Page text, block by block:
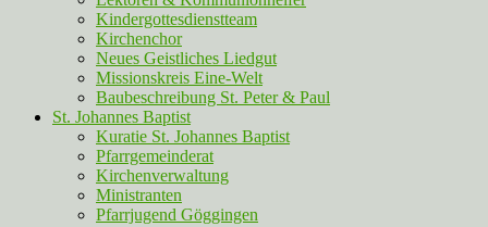
Kindergottesdienstteam
Kirchenchor
Neues Geistliches Liedgut
Missionskreis Eine-Welt
Baubeschreibung St. Peter & Paul
St. Johannes Baptist
Kuratie St. Johannes Baptist
Pfarrgemeinderat
Kirchenverwaltung
Ministranten
Pfarrjugend Göggingen